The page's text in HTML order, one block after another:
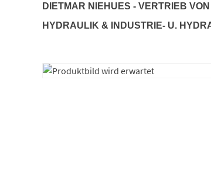
DIETMAR NIEHUES - VERTRIEB
HYDRAULIK & INDUSTRIE- U.